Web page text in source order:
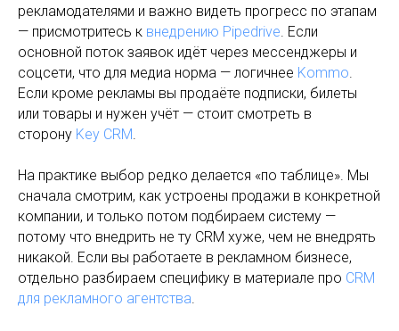
рекламодателями и важно видеть прогресс по этапам
— присмотритесь к внедрению Pipedrive. Если
основной поток заявок идёт через мессенджеры и
соцсети, что для медиа норма — логичнее Kommo.
Если кроме рекламы вы продаёте подписки, билеты
или товары и нужен учёт — стоит смотреть в
сторону Key CRM.
На практике выбор редко делается «по таблице». Мы
сначала смотрим, как устроены продажи в конкретной
компании, и только потом подбираем систему —
потому что внедрить не ту CRM хуже, чем не внедрять
никакой. Если вы работаете в рекламном бизнесе,
отдельно разбираем специфику в материале про CRM
для рекламного агентства.